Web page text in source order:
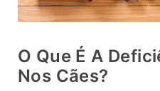
O Que É A
Nos Cães?